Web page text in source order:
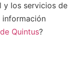
y los servicios de
información
Quintus?